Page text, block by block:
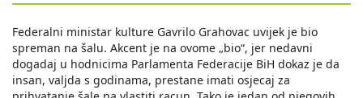
Federalni ministar kulture Gavrilo Grahovac uvijek je bio
spreman na šalu. Akcent je na ovome „bio“, jer nedavni
dogadaj u hodnicima Parlamenta Federacije BiH dokaz je da
insan, valjda s godinama, prestane imati osjecaj za